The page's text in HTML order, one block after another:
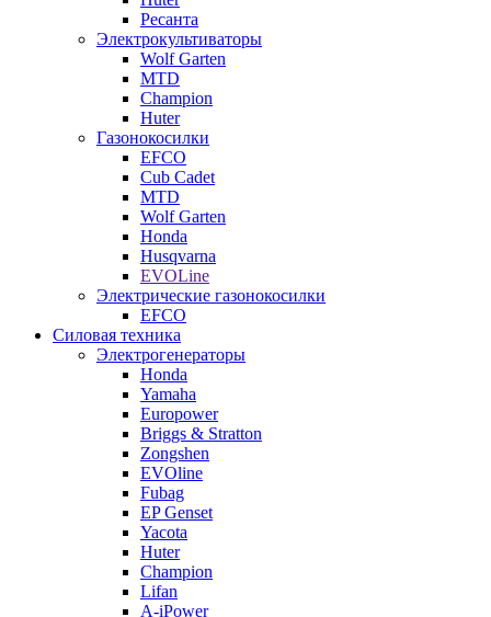
Ресанта
Электрокультиваторы
Wolf Garten
MTD
Champion
Huter
Газонокосилки
EFCO
Cub Cadet
MTD
Wolf Garten
Honda
Husqvarna
EVOLine
Электрические газонокосилки
EFCO
Силовая техника
Электрогенераторы
Honda
Yamaha
Europower
Briggs & Stratton
Zongshen
EVOline
Fubag
EP Genset
Yacota
Huter
Champion
Lifan
A-iPower